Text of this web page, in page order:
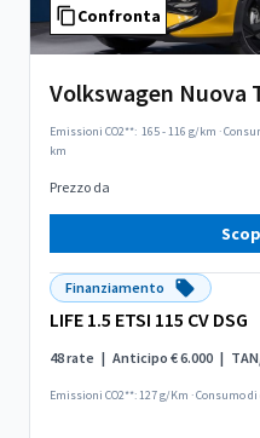
Confronta
Volkswagen Nuova
Emissioni CO2**: 165 - 116 g/km ·
km
Prezzo da
Finanziamento
LIFE 1.5 ETSI 115 CV DSG
48 rate | Anticipo € 6.000 |
Emissioni CO2**: 127 g/Km ·Consumo